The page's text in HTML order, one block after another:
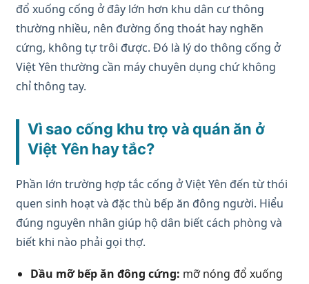
đổ xuống cống ở đây lớn hơn khu dân cư thông
thường nhiều, nên đường ống thoát hay nghẽn
cứng, không tự trôi được. Đó là lý do thông cống ở
Việt Yên thường cần máy chuyên dụng chứ không
chỉ thông tay.
Vì sao cống khu trọ và quán ăn ở
Việt Yên hay tắc?
Phần lớn trường hợp tắc cống ở Việt Yên đến từ thói
quen sinh hoạt và đặc thù bếp ăn đông người. Hiểu
đúng nguyên nhân giúp hộ dân biết cách phòng và
biết khi nào phải gọi thợ.
Dầu mỡ bếp ăn đông cứng: mỡ nóng đổ xuống